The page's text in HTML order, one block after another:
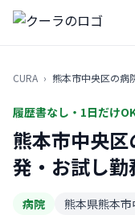
CURA › 熊本市中央区の病
履歴書なし・1日だけ
熊本市中央
発・お試し勤
病院 熊本県熊本